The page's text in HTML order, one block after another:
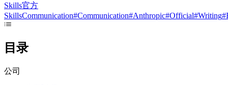
Skills官方
SkillsCommunication#Communication#Anthropic#Official#Writing#
目录
公司